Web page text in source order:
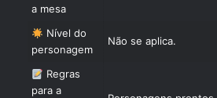
a mesa
Nível do
personagem
Não se aplica.
Regras
para a